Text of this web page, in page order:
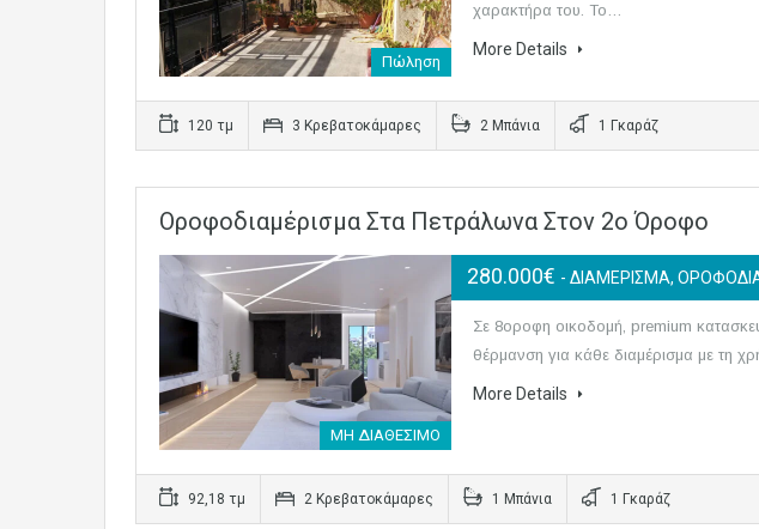
Πώληση
χαρακτήρα του. Το…
More Details
120 τμ 3 Κρεβατοκάμαρες 2 Μπάνια 1 Γκαράζ
Oροφοδιαμέρισμα Στα Πετράλωνα Στον 2ο Όροφο
ΜΗ ΔΙΑΘΕΣΙΜΟ
280.000€ - ΔΙΑΜΕΡΙΣΜΑ,
Σε 8οροφη οικοδομή, premium
θέρμανση για κάθε διαμέρισμα με τη
More Details
92,18 τμ 2 Κρεβατοκάμαρες 1 Μπάνια 1 Γκαράζ